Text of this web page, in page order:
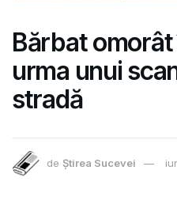
Bărbat
urma unui
stradă
de Știrea Sucevei